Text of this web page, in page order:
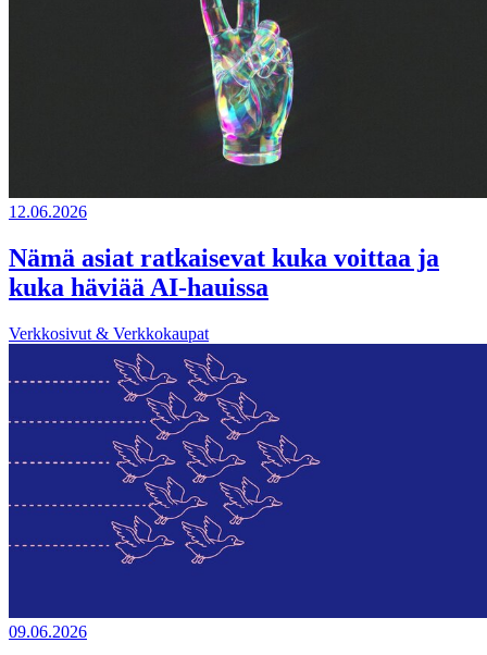
12.06.2026
Nämä asiat ratkaisevat kuka voittaa ja
kuka häviää AI-hauissa
Verkkosivut & Verkkokaupat
09.06.2026